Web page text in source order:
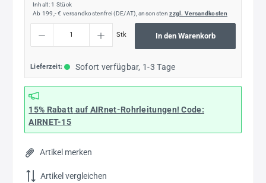
Inhalt: 1 Stück
Ab 199,- € versandkostenfrei (DE/AT), ansonstenzzgl. Versandkosten
Stk In den Warenkorb
Lieferzeit: Sofort verfügbar, 1-3 Tage
15% Rabatt auf AIRnet-Rohrleitungen! Code:
AIRNET-15
Artikel merken
Artikel vergleichen